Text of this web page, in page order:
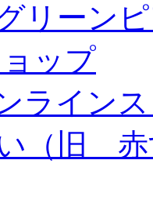
リーン
ップ
ライン
（旧 赤